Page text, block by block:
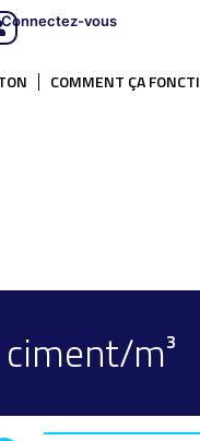
Connectez-vous
COMMENT ÇA
m³